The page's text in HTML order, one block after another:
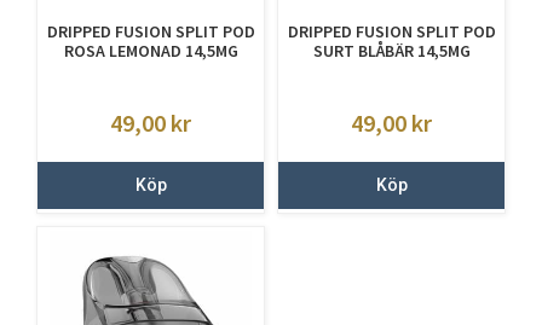
DRIPPED FUSION SPLIT POD
ROSA LEMONAD 14,5MG
49,00 kr
Köp
DRIPPED FUSION SPLIT POD
SURT BLÅBÄR 14,5MG
49,00 kr
Köp